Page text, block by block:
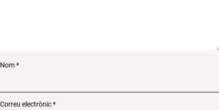
Nom*
Correu electrònic*